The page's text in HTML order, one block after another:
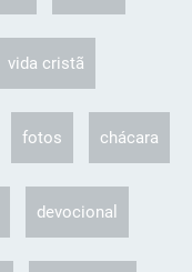
vida cristã
fotos chácara
devocional